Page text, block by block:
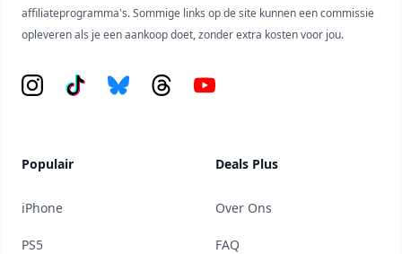
affiliateprogramma's. Sommige links op de site kunnen een commissie
opleveren als je een aankoop doet, zonder extra kosten voor jou.
Instagram
Tiktok BlueskyThreadsYouTube
Populair
iPhone
PS5
Deals Plus
Over Ons
FAQ